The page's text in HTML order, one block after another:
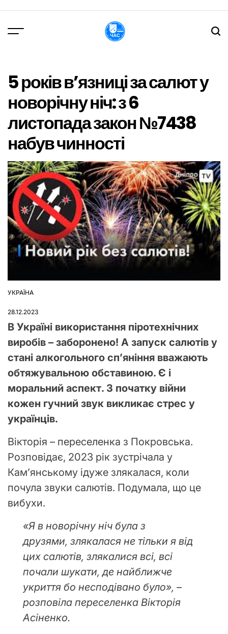
вмісту
5 років в’язниці за салют у
новорічну ніч: з 6
листопада закон №7438
набув чинності
ОПУБЛІКУВАТИ
УКРАЇНА
28.12.2023
В Україні використання піротехнічних
виробів – заборонено! А запуск салютів у
стані алкогольного сп’яніння вважають
обтяжувальною обставиною. Є і
моральний аспект. З початку війни
кожен гучний звук викликає стрес у
українців.
Вікторія – переселенка з Покровська.
Розповідає, 2023 рік зустрічала у
Кам’янському ідуже злякалася, коли
почула звуки салютів. Подумала, що це
вибухи.
«Я в новорічну ніч була з
друзями, злякалася не тільки я від
цих салютів, злякалися всі, всі
почали шукати, де найближче
укриття бо несподівано було», –
розповіла переселенка Вікторія
Асіненко.